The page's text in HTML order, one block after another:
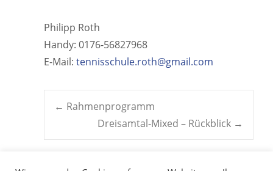
Philipp Roth
Handy: 0176-56827968
E-Mail: tennisschule.roth@gmail.com
Post
navigation
← Rahmenprogramm
Dreisamtal-Mixed – Rückblick →